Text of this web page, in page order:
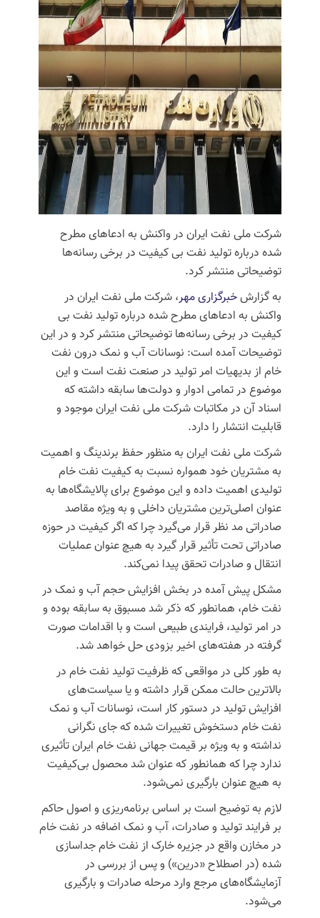
شرکت ملی نفت ایران در واکنش به ادعاهای مطرح
شده درباره تولید نفت بی کیفیت در برخی رسانه‌ها
توضیحاتی منتشر کرد.
به گزارشخبرگزاری مهر، شرکت ملی نفت ایران در
واکنش به ادعاهای مطرح شده درباره تولید نفت بی
کیفیت در برخی رسانه‌ها توضیحاتی منتشر کرد و در این
توضیحات آمده است: نوسانات آب و نمک درون نفت
خام از بدیهیات امر تولید در صنعت نفت است و این
موضوع در تمامی ادوار و دولت‌ها سابقه داشته که
اسناد آن در مکاتبات شرکت ملی نفت ایران موجود و
قابلیت انتشار را دارد.
شرکت ملی نفت ایران به منظور حفظ برندینگ و اهمیت
به مشتریان خود همواره نسبت به کیفیت نفت خام
تولیدی اهمیت داده و این موضوع برای پالایشگاه‌ها به
عنوان اصلی‌ترین مشتریان داخلی و به ویژه مقاصد
صادراتی مد نظر قرار می‌گیرد چرا که اگر کیفیت در حوزه
صادراتی تحت تأثیر قرار گیرد به هیچ عنوان عملیات
انتقال و صادرات تحقق پیدا نمی‌کند.
مشکل پیش آمده در بخش افزایش حجم آب و نمک در
نفت خام، همانطور که ذکر شد مسبوق به سابقه بوده و
در امر تولید، فرایندی طبیعی است و با اقدامات صورت
گرفته در هفته‌های اخیر بزودی حل خواهد شد.
به طور کلی در مواقعی که ظرفیت تولید نفت خام در
بالاترین حالت ممکن قرار داشته و یا سیاست‌های
افزایش تولید در دستور کار است، نوسانات آب و نمک
نفت خام دستخوش تغییرات شده که جای نگرانی
نداشته و به ویژه بر قیمت جهانی نفت خام ایران تأثیری
ندارد چرا که همانطور که عنوان شد محصول بی‌کیفیت
به هیچ عنوان بارگیری نمی‌شود.
لازم به توضیح است بر اساس برنامه‌ریزی و اصول حاکم
بر فرایند تولید و صادرات، آب و نمک اضافه در نفت خام
در مخازن واقع در جزیره خارک از نفت خام جداسازی
شده (در اصطلاح «درین») و پس از بررسی در
آزمایشگاه‌های مرجع وارد مرحله صادرات و بارگیری
می‌شود.